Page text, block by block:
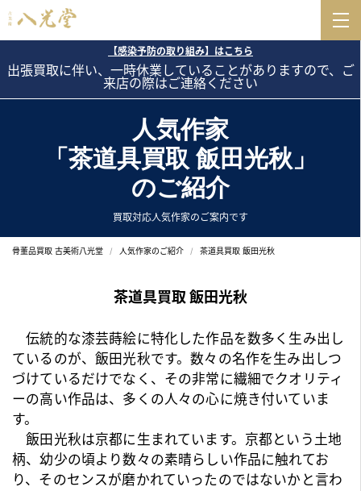
【感染予防の取り組み】はこちら
出張買取に伴い、一時休業していることがありますので、ご
来店の際はご連絡ください
人気作家
「茶道具買取 飯田光秋」
のご紹介
買取対応人気作家のご案内です
骨董品買取 古美術八光堂 人気作家のご紹介 茶道具買取 飯田光秋
茶道具買取 飯田光秋
伝統的な漆芸蒔絵に特化した作品を数多く生み出し
ているのが、飯田光秋です。数々の名作を生み出しつ
づけているだけでなく、その非常に繊細でクオリティ
ーの高い作品は、多くの人々の心に焼き付いていま
す。
飯田光秋は京都に生まれています。京都という土地
柄、幼少の頃より数々の素晴らしい作品に触れてお
り、そのセンスが磨かれていったのではないかと言わ